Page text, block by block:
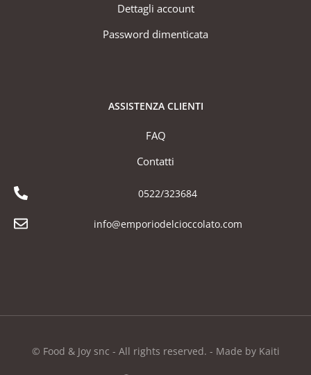
Dettagli account
Password dimenticata
ASSISTENZA CLIENTI
FAQ
Contatti
0522/323684
info@emporiodelcioccolato.com
© Food & Joy snc - All rights reserved. - Made by Kaiti